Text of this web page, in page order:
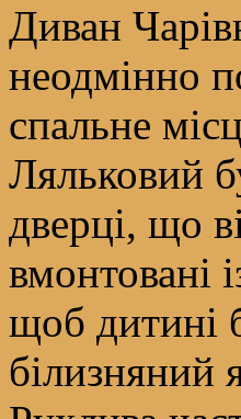
Диван
неодмінно
спальне
Ляльковий
дверці, що
вмонтовані
щоб дитині
білизняний